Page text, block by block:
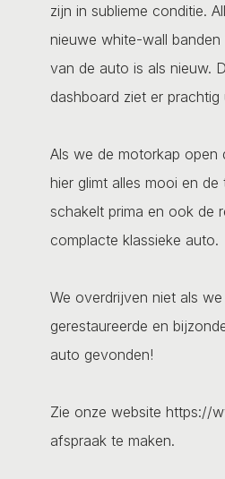
zijn in sublieme conditie.
nieuwe white-wall
van de auto is als nieuw.
dashboard ziet er
Als we de motorkap open
hier glimt alles mooi en
schakelt prima en ook de
complacte klassieke auto.
We overdrijven niet als
gerestaureerde en
auto gevonden!
Zie onze website https://
afspraak te maken.